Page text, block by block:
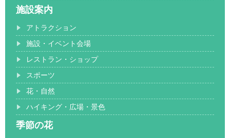
施設案内
アトラクション
施設・イベント会場
レストラン・ショップ
スポーツ
花・自然
ハイキング・広場・景色
季節の花